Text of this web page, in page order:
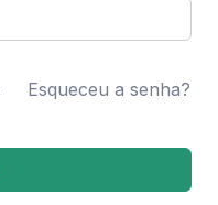
Esqueceu a senha?